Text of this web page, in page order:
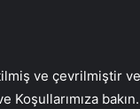
ve çevrilmiştir
Koşullarımıza bakın.